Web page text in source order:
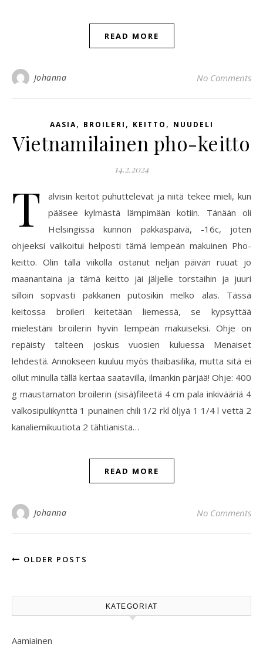
READ MORE
Johanna No Comments
AASIA, BROILERI , KEITTO , NUUDELI
Vietnamilainen pho-keitto
14.2.2024
T
alvisin keitot puhuttelevat ja niitä tekee mieli, kun
pääsee kylmästä lämpimään kotiin. Tänään oli
Helsingissä kunnon pakkaspäivä, -16c, joten
ohjeeksi valikoitui helposti tämä lempeän makuinen Pho-
keitto. Olin tällä viikolla ostanut neljän päivän ruuat jo
maanantaina ja tämä keitto jäi jäljelle torstaihin ja juuri
silloin sopvasti pakkanen putosikin melko alas. Tässä
keitossa broileri keitetään liemessä, se kypsyttää
mielestäni broilerin hyvin lempeän makuiseksi. Ohje on
repäisty talteen joskus vuosien kuluessa Menaiset
lehdestä. Annokseen kuuluu myös thaibasilika, mutta sitä ei
ollut minulla tällä kertaa saatavilla, ilmankin pärjää! Ohje: 400
g maustamaton broilerin (sisä)fileetä 4 cm pala inkivääriä 4
valkosipulikynttä 1 punainen chili 1/2 rkl öljyä 1 1/4 l vettä 2
kanaliemikuutiota 2 tähtianista…
READ MORE
Johanna No Comments
OLDER POSTS
KATEGORIAT
Aamiainen